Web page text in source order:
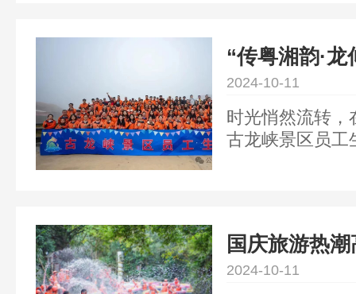
“传粤湘韵·
古龙峡景区
时光悄然流转，
古龙峡景区员工
2024-10-11
国庆旅游热
人潮高峰
2024-10-11